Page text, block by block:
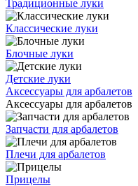
Традиционные луки
Классические луки
Блочные луки
Детские луки
Аксессуары для арбалетов
Аксессуары для арбалетов
Запчасти для арбалетов
Плечи для арбалетов
Прицелы